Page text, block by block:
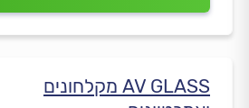
AV GLASS מקלחונים